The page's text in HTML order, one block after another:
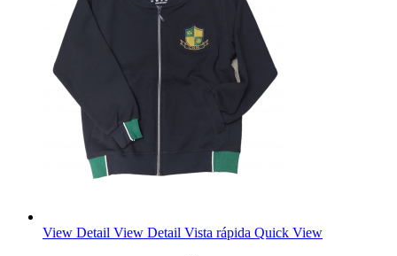
View Detail View Detail Vista rápida Quick View